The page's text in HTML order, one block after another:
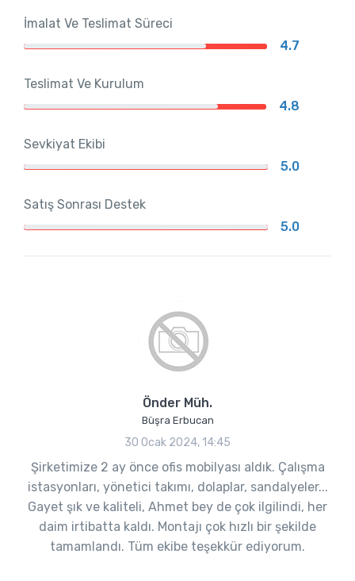
İmalat Ve Teslimat Süreci
4.7
Teslimat Ve Kurulum
4.8
Sevkiyat Ekibi
5.0
Satış Sonrası Destek
5.0
Önder Müh.
Büşra Erbucan
30 Ocak 2024, 14:45
Şirketimize 2 ay önce ofis mobilyası aldık. Çalışma
istasyonları, yönetici takımı, dolaplar, sandalyeler...
Gayet şık ve kaliteli, Ahmet bey de çok ilgilindi, her
daim irtibatta kaldı. Montajı çok hızlı bir şekilde
tamamlandı. Tüm ekibe teşekkür ediyorum.